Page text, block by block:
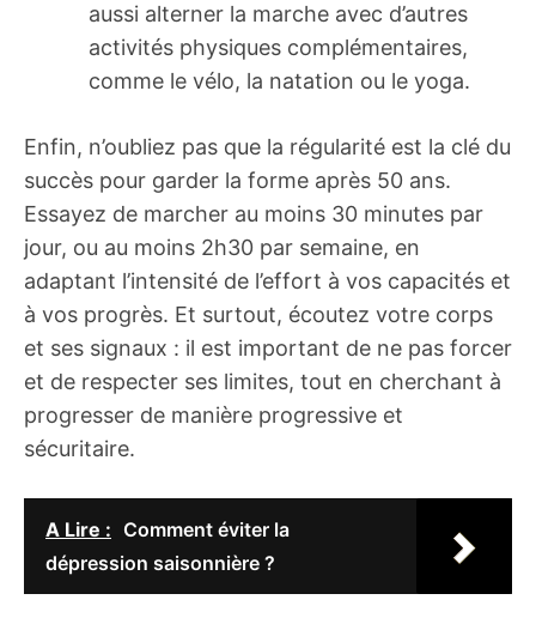
aussi alterner la marche avec d’autres
activités physiques complémentaires,
comme le vélo, la natation ou le yoga.
Enfin, n’oubliez pas que la régularité est la clé du
succès pour garder la forme après 50 ans.
Essayez de marcher au moins 30 minutes par
jour, ou au moins 2h30 par semaine, en
adaptant l’intensité de l’effort à vos capacités et
à vos progrès. Et surtout, écoutez votre corps
et ses signaux : il est important de ne pas forcer
et de respecter ses limites, tout en cherchant à
progresser de manière progressive et
sécuritaire.
A Lire : Comment éviter la
dépression saisonnière ?